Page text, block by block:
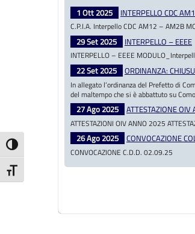
Attiva/disattiva alto contrasto
Attiva/disattiva dimensione testo
1 Ott 2025 INTERPELLO CDC
C.P.I.A. Interpello CDC AM12 – AM2B
29 Set 2025 INTERPELLO – EEEE
INTERPELLO – EEEE
22 Set 2025 ORDINANZA:
In allegato l’ordinanza del Prefetto di
del maltempo che si è abbattuto su
27 Ago 2025 ATTESTAZIONE
ATTESTAZIONI OIV ANNO 2025
26 Ago 2025 CONVOCAZIONE
CONVOCAZIONE C.D.D. 02.09.25